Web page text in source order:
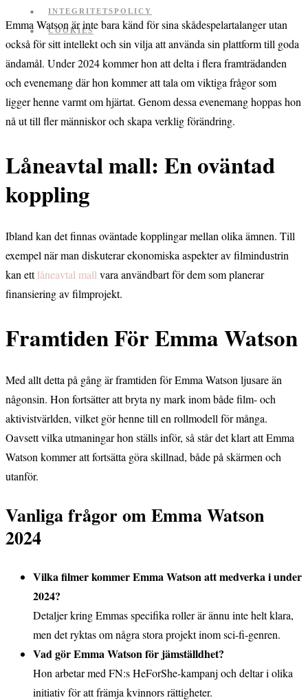
INTEGRITETSPOLICY
COOKIES
Emma Watson är inte bara känd för sina skådespelartalanger utan
också för sitt intellekt och sin vilja att använda sin plattform till goda
ändamål. Under 2024 kommer hon att delta i flera framträdanden
och evenemang där hon kommer att tala om viktiga frågor som
ligger henne varmt om hjärtat. Genom dessa evenemang hoppas hon
nå ut till fler människor och skapa verklig förändring.
Låneavtal mall: En oväntad
koppling
Ibland kan det finnas oväntade kopplingar mellan olika ämnen. Till
exempel när man diskuterar ekonomiska aspekter av filmindustrin
kan ettlåneavtal mallvara användbart för dem som planerar
finansiering av filmprojekt.
Framtiden För Emma Watson
Med allt detta på gång är framtiden för Emma Watson ljusare än
någonsin. Hon fortsätter att bryta ny mark inom både film- och
aktivistvärlden, vilket gör henne till en rollmodell för många.
Oavsett vilka utmaningar hon ställs inför, så står det klart att Emma
Watson kommer att fortsätta göra skillnad, både på skärmen och
utanför.
Vanliga frågor om Emma Watson
2024
Vilka filmer kommer Emma Watson att medverka i under
2024?
Detaljer kring Emmas specifika roller är ännu inte helt klara,
men det ryktas om några stora projekt inom sci-fi-genren.
Vad gör Emma Watson för jämställdhet?
Hon arbetar med FN:s HeForShe-kampanj och deltar i olika
initiativ för att främja kvinnors rättigheter.